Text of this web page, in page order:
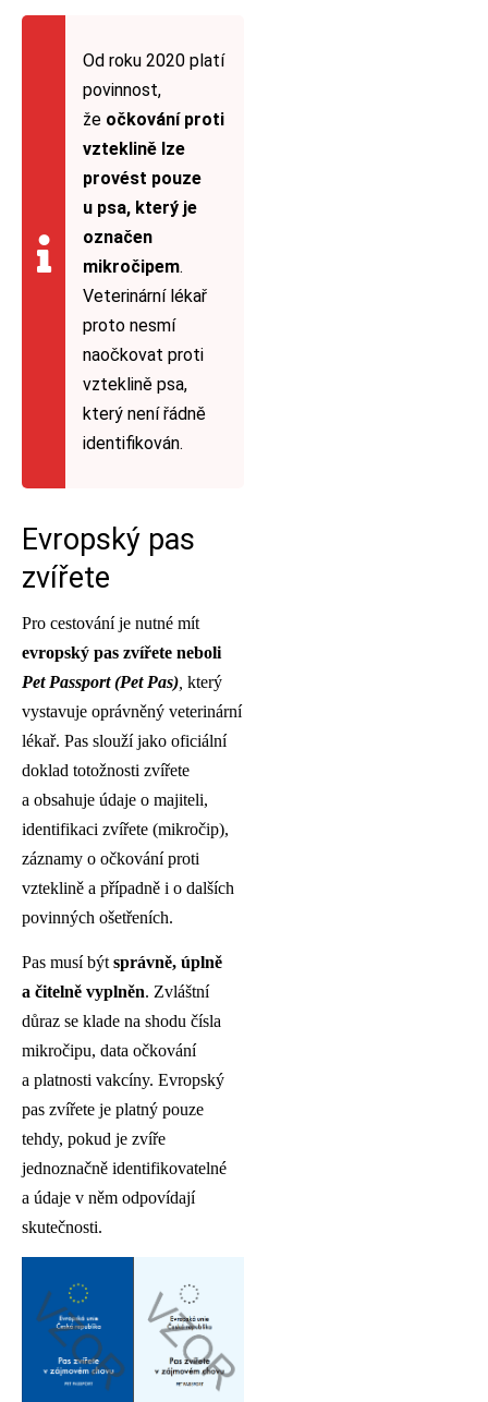
Od roku 2020 platí
povinnost,
že očkování proti
vzteklině lze
provést pouze
u psa, který je
označen
mikročipem.
Veterinární lékař
proto nesmí
naočkovat proti
vzteklině psa,
který není řádně
identifikován.
Evropský pas
zvířete
Pro cestování je nutné mít
evropský pas zvířete neboli
Pet Passport (Pet Pas) který
vystavuje oprávněný veterinární
lékař. Pas slouží jako oficiální
doklad totožnosti zvířete
a obsahuje údaje o majiteli,
identifikaci zvířete (mikročip),
záznamy o očkování proti
vzteklině a případně i o dalších
povinných ošetřeních.
Pas musí být správně, úplně
a čitelně vyplněn. Zvláštní
důraz se klade na shodu čísla
mikročipu, data očkování
a platnosti vakcíny. Evropský
pas zvířete je platný pouze
tehdy, pokud je zvíře
jednoznačně identifikovatelné
a údaje v něm odpovídají
skutečnosti.